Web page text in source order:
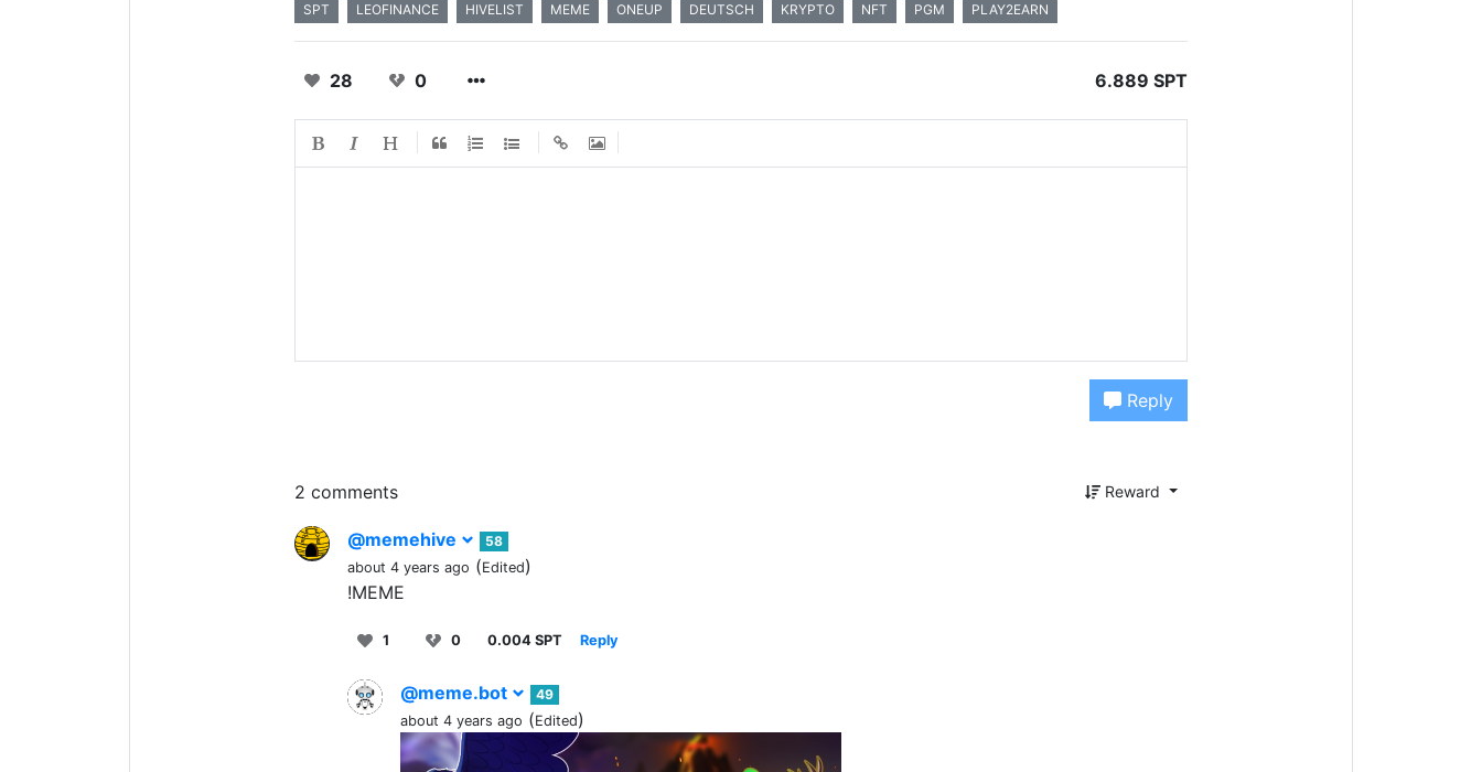
SPT LEOFINANCE HIVELIST MEME ONEUP DEUTSCH KRYPTO NFT PGM PLAY2EARN
28 0 6.889 SPT
Reply
2 comments Reward
@memehive
58
about 4 years ago (Edited)
!MEME
1 0 0.004 SPT Reply
@meme.bot
49
about 4 years ago (Edited)